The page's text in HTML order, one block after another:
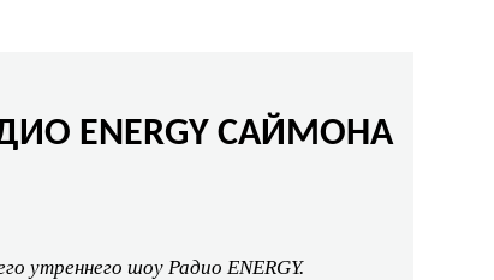
ENERGY САЙМОНА
утреннего шоу Радио ENERGY.